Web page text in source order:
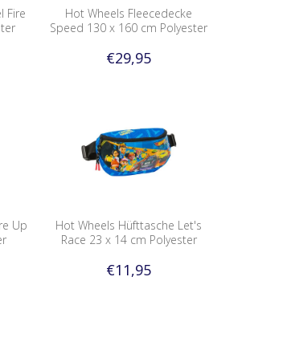
Fire
Hot Wheels Fleecedecke
Speed 130 x 160 cm Polyester
€29,95
Up
Hot Wheels Hüfttasche Let's
Race 23 x 14 cm Polyester
€11,95